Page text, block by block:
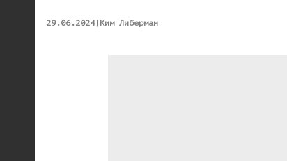
29.06.2024| Ким Либерман